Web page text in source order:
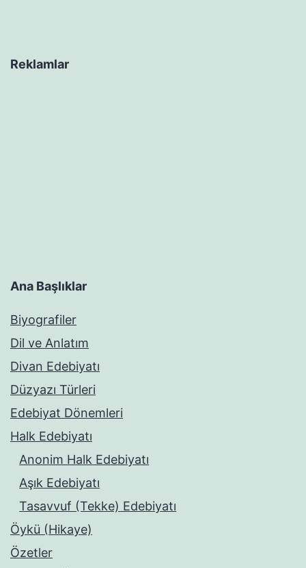
Reklamlar
Ana Başlıklar
Biyografiler
Dil ve Anlatım
Divan Edebiyatı
Düzyazı Türleri
Edebiyat Dönemleri
Halk Edebiyatı
Anonim Halk Edebiyatı
Aşık Edebiyatı
Tasavvuf (Tekke) Edebiyatı
Öykü (Hikaye)
Özetler